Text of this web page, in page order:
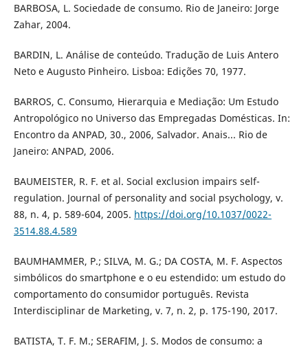
BARBOSA, L. Sociedade de consumo. Rio de Janeiro: Jorge
Zahar, 2004.
BARDIN, L. Análise de conteúdo. Tradução de Luis Antero
Neto e Augusto Pinheiro. Lisboa: Edições 70, 1977.
BARROS, C. Consumo, Hierarquia e Mediação: Um Estudo
Antropológico no Universo das Empregadas Domésticas. In:
Encontro da ANPAD, 30., 2006, Salvador. Anais... Rio de
Janeiro: ANPAD, 2006.
BAUMEISTER, R. F. et al. Social exclusion impairs self-
regulation. Journal of personality and social psychology, v.
88, n. 4, p. 589-604, 2005. https://doi.org/10.1037/0022-
3514.88.4.589
BAUMHAMMER, P.; SILVA, M. G.; DA COSTA, M. F. Aspectos
simbólicos do smartphone e o eu estendido: um estudo do
comportamento do consumidor português. Revista
Interdisciplinar de Marketing, v. 7, n. 2, p. 175-190, 2017.
BATISTA, T. F. M.; SERAFIM, J. S. Modos de consumo: a